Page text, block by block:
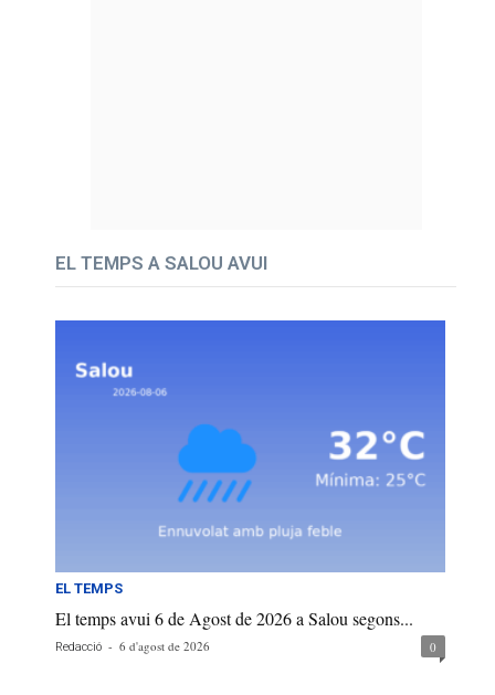
EL TEMPS A SALOU AVUI
EL TEMPS
El temps avui 6 de Agost de 2026 a Salou segons...
Redacció - 6 d'agost de 2026 0